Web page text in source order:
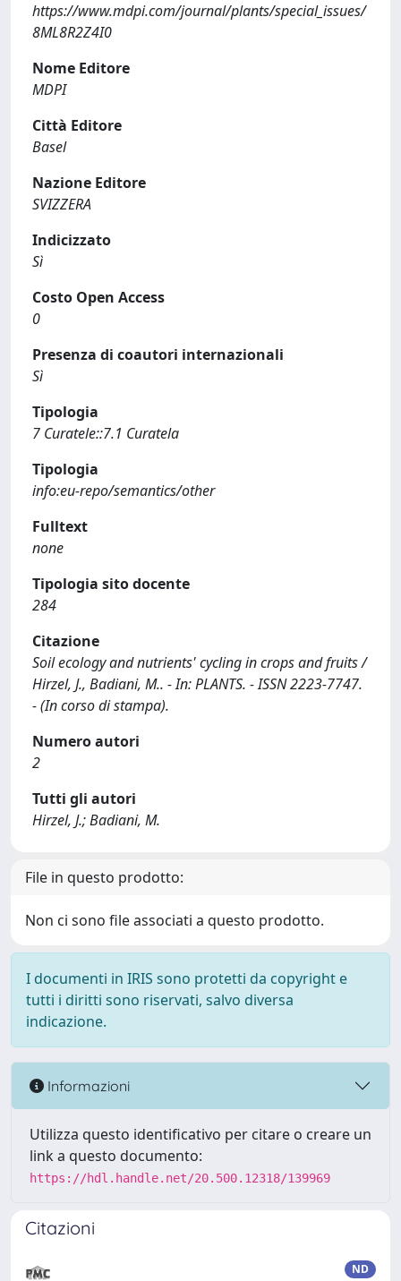
https://www.mdpi.com/journal/plants/special_issues/
8ML8R2Z4I0
Nome Editore
MDPI
Città Editore
Basel
Nazione Editore
SVIZZERA
Indicizzato
Sì
Costo Open Access
0
Presenza di coautori internazionali
Sì
Tipologia
7 Curatele::7.1 Curatela
Tipologia
info:eu-repo/semantics/other
Fulltext
none
Tipologia sito docente
284
Citazione
Soil ecology and nutrients' cycling in crops and fruits /
Hirzel, J., Badiani, M.. - In: PLANTS. - ISSN 2223-7747.
- (In corso di stampa).
Numero autori
2
Tutti gli autori
Hirzel, J.; Badiani, M.
File in questo prodotto:
Non ci sono file associati a questo prodotto.
I documenti in IRIS sono protetti da copyright e
tutti i diritti sono riservati, salvo diversa
indicazione.
Informazioni
Utilizza questo identificativo per citare o creare un
link a questo documento:
https://hdl.handle.net/20.500.12318/139969
Citazioni
ND